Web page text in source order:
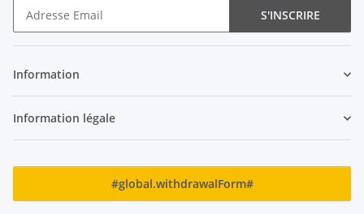
S'INSCRIRE
Information
Information légale
#global.withdrawalForm#